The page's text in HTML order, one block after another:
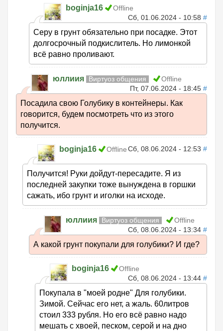
boginja16
Offline
Сб, 01.06.2024 - 10:58 #
Серу в грунт обязательно при посадке. Этот
долгосрочный подкислитель. Но лимонкой
всё равно проливают.
юллиия Виртуоз общения
Offline
Пт, 07.06.2024 - 18:45 #
Посадила свою Голубику в контейнеры. Как
говорится, будем посмотреть что из этого
получится.
boginja16 Offline Сб, 08.06.2024 - 12:53 #
Получится! Руки дойдут-пересадите. Я из
последней закупки тоже вынуждена в горшки
сажать, ибо грунт и иголки на исходе.
юллиия Виртуоз общения
Offline
Сб, 08.06.2024 - 13:34 #
А какой грунт покупали для голубики? И где?
boginja16
Offline
Сб, 08.06.2024 - 13:44 #
Покупала в "моей родне" Для голубики.
Зимой. Сейчас его нет, а жаль. 60литров
стоил 333 рубля. Но его всё равно надо
мешать с хвоей, песком, серой и на дно